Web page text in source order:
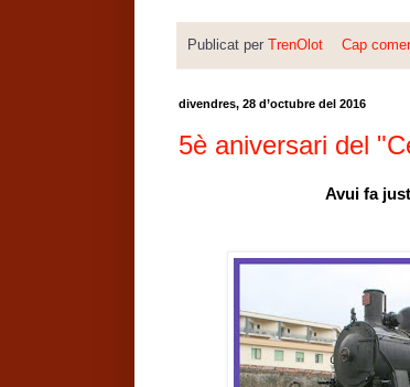
Publicat per TrenOlot Cap
divendres, 28 d’octubre del 2016
5è aniversari del
Avui fa